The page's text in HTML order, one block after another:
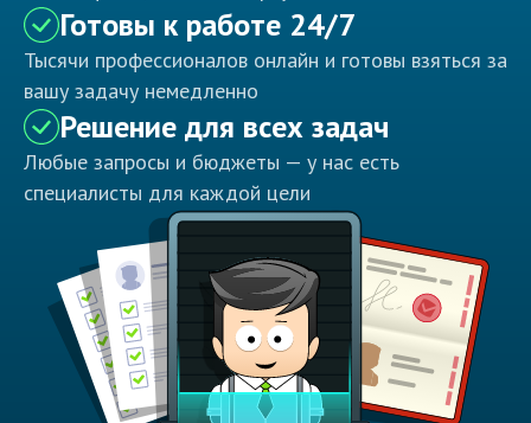
Готовы к работе 24/7
Тысячи профессионалов онлайн и готовы взяться за
вашу задачу немедленно
Решение для всех задач
Любые запросы и бюджеты — у нас есть
специалисты для каждой цели